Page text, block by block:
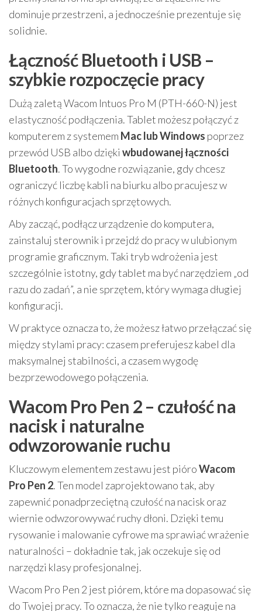
dominuje przestrzeni, a jednocześnie prezentuje się
solidnie.
Łączność Bluetooth i USB –
szybkie rozpoczęcie pracy
Dużą zaletą Wacom Intuos Pro M (PTH-660-N) jest
elastyczność podłączenia. Tablet możesz połączyć z
komputerem z systemem Mac lub Windows poprzez
przewód USB albo dzięki wbudowanej łączności
Bluetooth. To wygodne rozwiązanie, gdy chcesz
ograniczyć liczbę kabli na biurku albo pracujesz w
różnych konfiguracjach sprzętowych.
Aby zacząć, podłącz urządzenie do komputera,
zainstaluj sterownik i przejdź do pracy w ulubionym
programie graficznym. Taki tryb wdrożenia jest
szczególnie istotny, gdy tablet ma być narzędziem „od
razu do zadań”, a nie sprzętem, który wymaga długiej
konfiguracji.
W praktyce oznacza to, że możesz łatwo przełączać się
między stylami pracy: czasem preferujesz kabel dla
maksymalnej stabilności, a czasem wygodę
bezprzewodowego połączenia.
Wacom Pro Pen 2 – czułość na
nacisk i naturalne
odwzorowanie ruchu
Kluczowym elementem zestawu jest pióroWacom
Pro Pen 2. Ten model zaprojektowano tak, aby
zapewnić ponadprzeciętną czułość na nacisk oraz
wiernie odwzorowywać ruchy dłoni. Dzięki temu
rysowanie i malowanie cyfrowe ma sprawiać wrażenie
naturalności – dokładnie tak, jak oczekuje się od
narzędzi klasy profesjonalnej.
Wacom Pro Pen 2 jest piórem, które ma dopasować się
do Twojej pracy. To oznacza, że nie tylko reaguje na